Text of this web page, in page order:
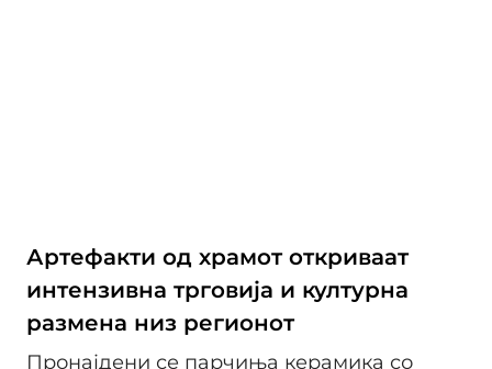
Артефакти од храмот откриваат
интензивна трговија и културна
размена низ регионот
Пронајдени се парчиња керамика со